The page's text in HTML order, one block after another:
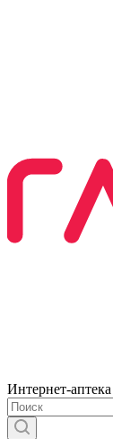
Интернет-аптека